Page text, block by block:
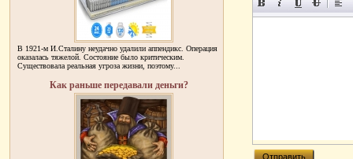
В 1921-м И.Сталину неудачно удалили аппендикс. Операция
оказалась тяжелой. Состояние было критическим.
Существовала реальная угроза жизни, поэтому...
Как раньше передавали деньги?